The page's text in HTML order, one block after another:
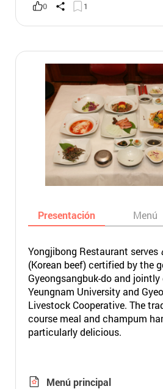
0 1
Presentación Menú
Yongjibong Restaurant serves
(Korean beef) certified by the
Gyeongsangbuk-do and jointly
Yeungnam University and
Livestock Cooperative. The
course meal and champum
particularly delicious.
Menú principal